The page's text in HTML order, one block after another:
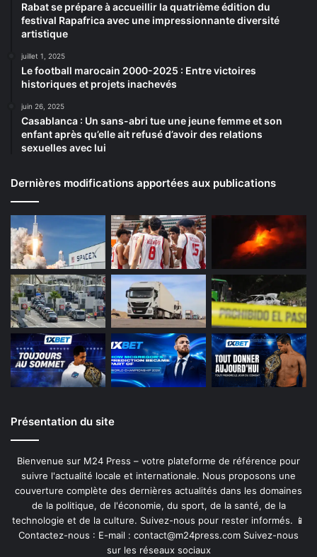
Rabat se prépare à accueillir la quatrième édition du
festival Rapafrica avec une impressionnante diversité
artistique
juillet 1, 2025
Le football marocain 2000-2025 : Entre victoires
historiques et projets inachevés
juin 26, 2025
Casablanca : Un sans-abri tue une jeune femme et son
enfant après qu’elle ait refusé d’avoir des relations
sexuelles avec lui
Dernières modifications apportées aux publications
Présentation du site
Bienvenue sur M24 Press – votre plateforme de référence pour
suivre l'actualité locale et internationale. Nous proposons une
couverture complète des dernières actualités dans les domaines
de la politique, de l'économie, du sport, de la santé, de la
technologie et de la culture. Suivez-nous pour rester informés. 📱
Contactez-nous : E-mail : contact@m24press.com Suivez-nous
sur les réseaux sociaux